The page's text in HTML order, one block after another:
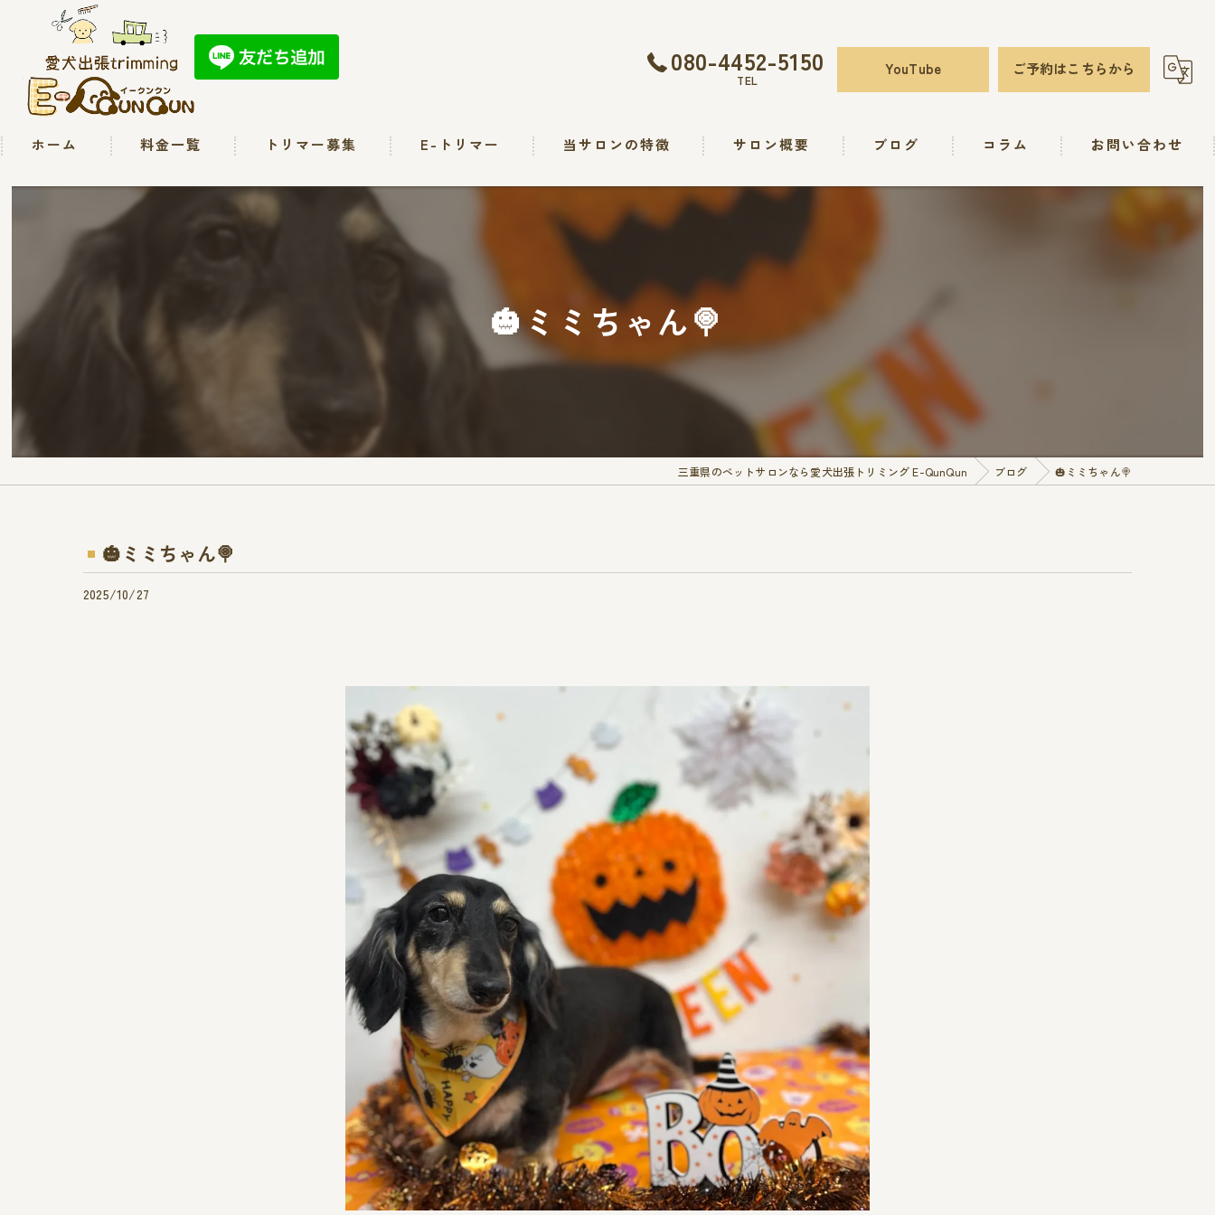
080-4452-5150
TEL
YouTube ご予約はこちらから
ホーム 料金一覧 トリマー募集 E-トリマー 当サロンの特徴
シャンプー
出張
サロン概要 ブログ コラム お問い合わせ
🎃ミミちゃん🍭
三重県のペットサロンなら愛犬出張トリミング E-QunQun ブログ 🎃ミミちゃん🍭
🎃ミミちゃん🍭
2025/10/27